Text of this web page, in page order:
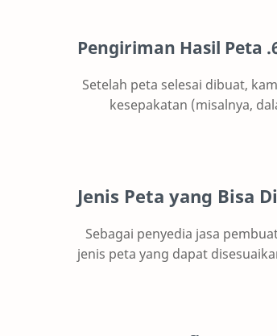
6.
Setelah peta selesai dibuat,
kesepakatan (misalnya,
Jenis Peta yang Bisa
Sebagai penyedia jasa
jenis peta yang dapat